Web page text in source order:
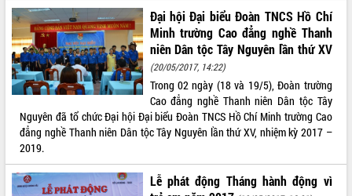
Đắk Lắk công bố Quy hoạch và xúc
tiến đầu tư tỉnh
Ngành cá ngừ Đắk Lắk chủ động thích
ứng để giữ vững thị trường xuất khẩu
Diễn đàn Kinh tế tư nhân Việt Nam đột
phá cơ chế - Hợp tác công tư
Đề án 06 tạo bước ngoặt đột phá trong
cải cách hành chính tỉnh Đắk Lắk
Kết nối tour, đẩy mạnh chuyển đổi số
để phát triển du lịch Đắk Lắk
Khởi động Dự án Đầu tư xây dựng hạ
Đại hội Đại biểu Đoàn TNCS Hồ Chí
Minh trường Cao đẳng nghề Thanh
niên Dân tộc Tây Nguyên lần thứ XV
(20/05/2017, 14:22)
Trong 02 ngày (18 và 19/5), Đoàn trường
Cao đẳng nghề Thanh niên Dân tộc Tây
Nguyên đã tổ chức Đại hội Đại biểu Đoàn TNCS Hồ Chí Minh trường Cao
đẳng nghề Thanh niên Dân tộc Tây Nguyên lần thứ XV, nhiệm kỳ 2017 –
2019.
Lễ phát động Tháng hành động vì